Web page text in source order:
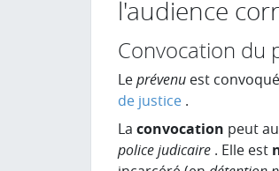
l'audience
Convocation du
Leprévenu est
de justice .
La convocation peut
police judicaire . Elle est